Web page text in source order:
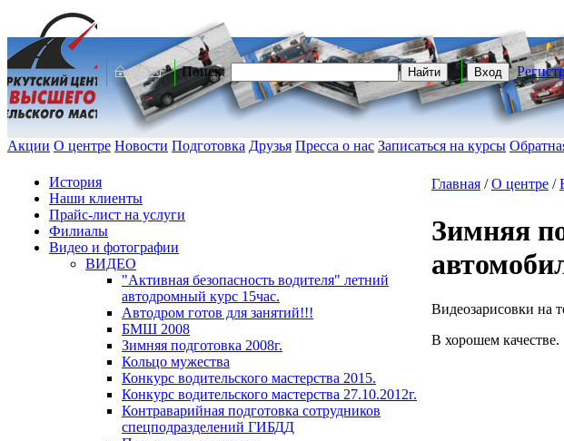
Поиск: Найти Вход
Акции О центре Новости Подготовка Друзья Пресса о нас Записаться на курсы
История
Наши клиенты
Прайс-лист на услуги
Филиалы
Видео и фотографии
ВИДЕО
"Активная безопасность водителя" летний
автодромный курс 15час.
Автодром готов для занятий!!!
БМШ 2008
Зимняя подготовка 2008г.
Кольцо мужества
Конкурс водительского мастерства 2015.
Конкурс водительского мастерства 27.10.2012г.
Контраварийная подготовка сотрудников
спецподразделений ГИБДД
Главная /О центре /
Зимняя
Видеозарисовки на
В хорошем качестве.